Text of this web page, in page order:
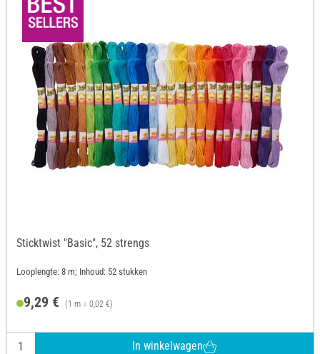
Sticktwist "Basic", 52 strengs
Looplengte: 8 m; Inhoud: 52 stukken
9,29 € (1 m = 0,02 €)
In winkelwagen